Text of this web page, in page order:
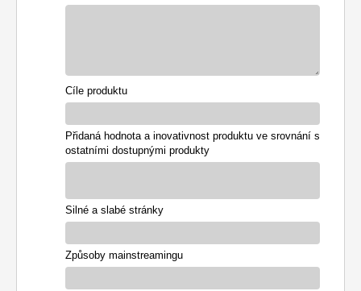
Cíle produktu
Přidaná hodnota a inovativnost produktu ve srovnání s
ostatními dostupnými produkty
Silné a slabé stránky
Způsoby mainstreamingu